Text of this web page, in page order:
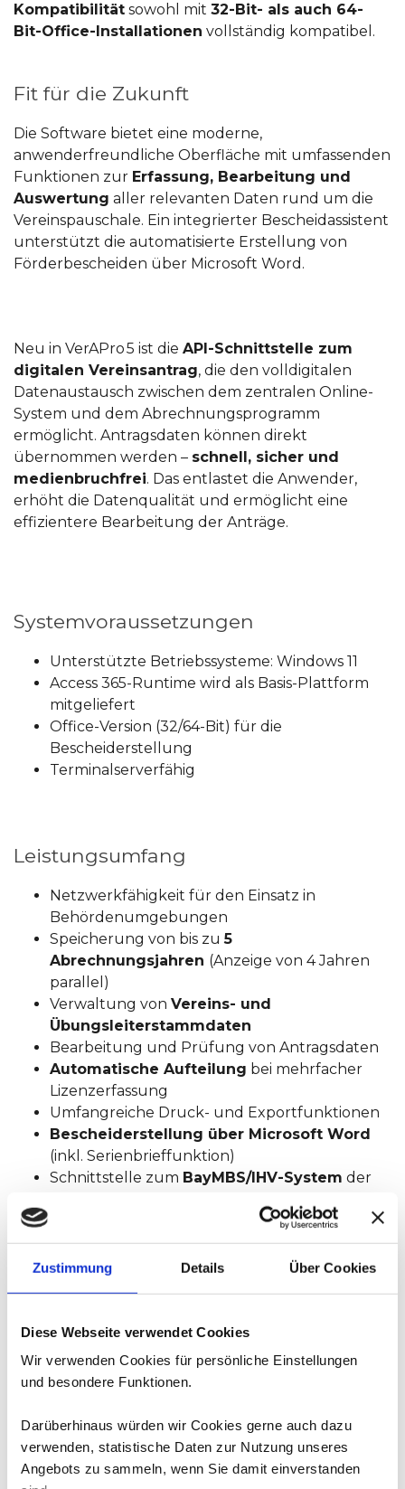
Zustimmung Details Über Cookies
Diese Webseite verwendet Cookies
Wir verwenden Cookies für persönliche Einstellungen
und besondere Funktionen.
Darüberhinaus würden wir Cookies gerne auch dazu
verwenden, statistische Daten zur Nutzung unseres
Angebots zu sammeln, wenn Sie damit einverstanden
Kompatibilität sowohl mit 32-Bit- als auch 64-
Bit-Office-Installationen vollständig kompatibel.
Fit für die Zukunft
Die Software bietet eine moderne,
anwenderfreundliche Oberfläche mit umfassenden
Funktionen zur Erfassung, Bearbeitung und
Auswertung aller relevanten Daten rund um die
Vereinspauschale. Ein integrierter Bescheidassistent
unterstützt die automatisierte Erstellung von
Förderbescheiden über Microsoft Word.
Neu in VerAPro 5 ist die API-Schnittstelle zum
digitalen Vereinsantrag, die den volldigitalen
Datenaustausch zwischen dem zentralen Online-
System und dem Abrechnungsprogramm
ermöglicht. Antragsdaten können direkt
übernommen werden – schnell, sicher und
medienbruchfrei. Das entlastet die Anwender,
erhöht die Datenqualität und ermöglicht eine
effizientere Bearbeitung der Anträge.
Systemvoraussetzungen
Unterstützte Betriebssysteme: Windows 11
Access 365-Runtime wird als Basis-Plattform
mitgeliefert
Office-Version (32/64-Bit) für die
Bescheiderstellung
Terminalserverfähig
Leistungsumfang
Netzwerkfähigkeit für den Einsatz in
Behördenumgebungen
Speicherung von bis zu 5
Abrechnungsjahren (Anzeige von 4 Jahren
parallel)
Verwaltung von Vereins- und
Übungsleiterstammdaten
Bearbeitung und Prüfung von Antragsdaten
Automatische Aufteilung bei mehrfacher
Lizenzerfassung
Umfangreiche Druck- und Exportfunktionen
Bescheiderstellung über Microsoft Word
(inkl. Serienbrieffunktion)
Schnittstelle zum BayMBS/IHV-System der
Integriertes DTA-Modul für SEPA Zahlungen
API-Anbindung zum digitalenVereinsantrag
mit direkter Datenübernahme
Zum Bestellshop
Digitaler Onlineantrag